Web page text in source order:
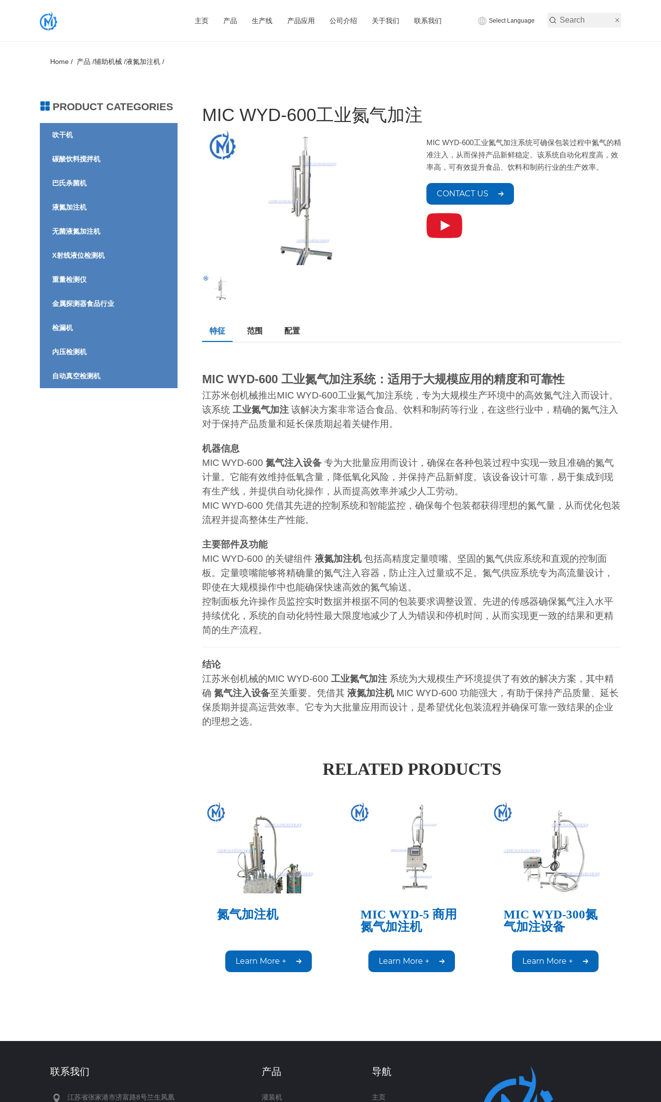
主页 产品 生产线 产品应用 公司介绍 关于我们 联系我们 Select Language
Home / 产品 /辅助机械 /液氮加注机 /
PRODUCT CATEGORIES
吹干机
碳酸饮料搅拌机
巴氏杀菌机
液氮加注机
无菌液氮加注机
X射线液位检测机
重量检测仪
金属探测器食品行业
检漏机
内压检测机
自动真空检测机
MIC WYD-600工业氮气加注
MIC WYD-600工业氮气加注系统可确保包装过程中氮气的精
准注入，从而保持产品新鲜稳定。该系统自动化程度高，效
率高，可有效提升食品、饮料和制药行业的生产效率。
CONTACT US
特征 范围 配置
MIC WYD-600 工业氮气加注系统：适用于大规模应用的精度和可靠性
江苏米创机械推出MIC WYD-600工业氮气加注系统，专为大规模生产环境中的高效氮气注入而设计。
该系统工业氮气加注 该解决方案非常适合食品、饮料和制药等行业，在这些行业中，精确的氮气注入
对于保持产品质量和延长保质期起着关键作用。
机器信息
MIC WYD-600氮气注入设备 专为大批量应用而设计，确保在各种包装过程中实现一致且准确的氮气
计量。它能有效维持低氧含量，降低氧化风险，并保持产品新鲜度。该设备设计可靠，易于集成到现
有生产线，并提供自动化操作，从而提高效率并减少人工劳动。
MIC WYD-600 凭借其先进的控制系统和智能监控，确保每个包装都获得理想的氮气量，从而优化包装
流程并提高整体生产性能。
主要部件及功能
MIC WYD-600 的关键组件液氮加注机包括高精度定量喷嘴、坚固的氮气供应系统和直观的控制面
板。定量喷嘴能够将精确量的氮气注入容器，防止注入过量或不足。氮气供应系统专为高流量设计，
即使在大规模操作中也能确保快速高效的氮气输送。
控制面板允许操作员监控实时数据并根据不同的包装要求调整设置。先进的传感器确保氮气注入水平
持续优化，系统的自动化特性最大限度地减少了人为错误和停机时间，从而实现更一致的结果和更精
简的生产流程。
结论
江苏米创机械的MIC WYD-600 工业氮气加注 系统为大规模生产环境提供了有效的解决方案，其中精
确氮气注入设备至关重要。凭借其液氮加注机MIC WYD-600 功能强大，有助于保持产品质量、延长
保质期并提高运营效率。它专为大批量应用而设计，是希望优化包装流程并确保可靠一致结果的企业
的理想之选。
RELATED PRODUCTS
氮气加注机
Learn More +
MIC WYD-5 商用
氮气加注机
Learn More +
MIC WYD-300氮
气加注设备
Learn More +
联系我们
江苏省张家港市济富路8号兰生凤凰
产品
灌装机
导航
主页